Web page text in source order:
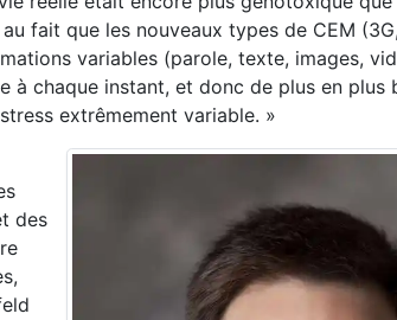
fait que les nouveaux types de CEM
variables (parole, texte, images,
à chaque instant, et donc de plus en plus
extrêmement variable. »
des